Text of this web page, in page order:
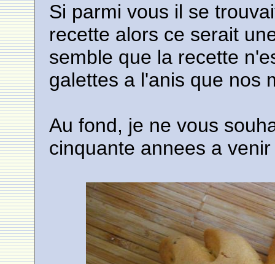
Si parmi vous il se
recette alors ce serait
semble que la recette
galettes a l'anis que nos
Au fond, je ne vous
cinquante annees a